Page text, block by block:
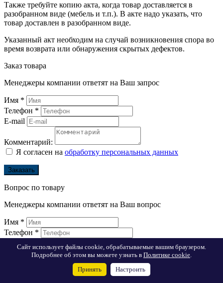
Также требуйте копию акта, когда товар доставляется в
разобранном виде (мебель и т.п.). В акте надо указать, что
товар доставлен в разобранном виде.
Указанный акт необходим на случай возникновения спора во
время возврата или обнаружения скрытых дефектов.
Заказ товара
Менеджеры компании ответят на Ваш запрос
Имя *
Телефон *
E-mail
Комментарий:
Я согласен на обработку персональных данных
Заказать
Вопрос по товару
Менеджеры компании ответят на Ваш вопрос
Имя *
Телефон *
E-mail
обработку персональных данных
Сайт использует файлы cookie, обрабатываемые вашим браузером.
Подробнее об этом вы можете узнать в Политике cookie.
Принять Настроить